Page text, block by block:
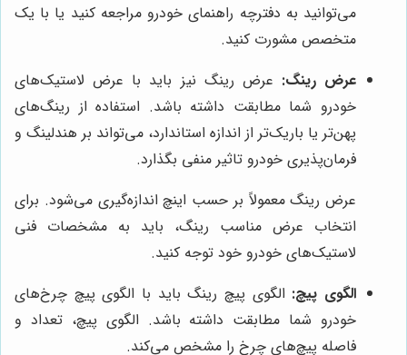
می‌توانید به دفترچه راهنمای خودرو مراجعه کنید یا با یک
متخصص مشورت کنید.
عرض رینگ: عرض رینگ نیز باید با عرض لاستیک‌های
خودرو شما مطابقت داشته باشد. استفاده از رینگ‌های
پهن‌تر یا باریک‌تر از اندازه استاندارد، می‌تواند بر هندلینگ و
فرمان‌پذیری خودرو تاثیر منفی بگذارد.
عرض رینگ معمولاً بر حسب اینچ اندازه‌گیری می‌شود. برای
انتخاب عرض مناسب رینگ، باید به مشخصات فنی
لاستیک‌های خودرو خود توجه کنید.
الگوی پیچ: الگوی پیچ رینگ باید با الگوی پیچ چرخ‌های
خودرو شما مطابقت داشته باشد. الگوی پیچ، تعداد و
فاصله پیچ‌های چرخ را مشخص می‌کند.